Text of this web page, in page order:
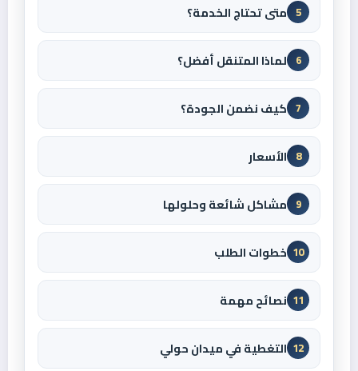
5 متى تحتاج الخدمة؟
6 لماذا المتنقل أفضل؟
7 كيف نضمن الجودة؟
8 الأسعار
9 مشاكل شائعة وحلولها
10 خطوات الطلب
11 نصائح مهمة
12 التغطية في ميدان حولي